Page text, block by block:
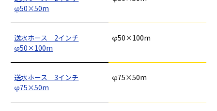
釘 ロープ・チェーン
仮設資材 現場用品・保安用品 建築金物・建築資材
型枠部材
基礎用部材 土木資材 テープ
シーリング剤・接着剤・スプレー等
家、マンションを
建てる（建築）
塗装工事
φ50×50m
送水ホース 2インチ
φ50×100m
φ50×100m
送水ホース 3インチ
φ75×50m
φ75×50m